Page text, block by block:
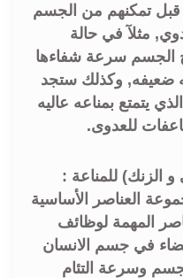
قبل تمكنهم من الجسم
مثلآ في حالة
الجسم سرعة شفاءها
ضعيفه, وكذلك ستجد
يتمتع بمناعه عاليه
للعدوى.
و الزنك) للمناعة :
العناصر الأساسية
المهمة لوظائف
في جسم الانسان
وسرعة التئام